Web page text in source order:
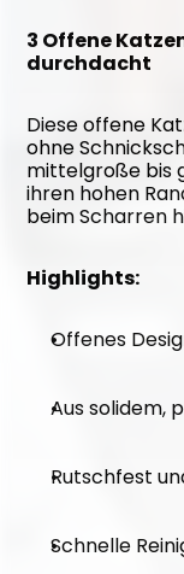
3 Offene
durchdacht
Diese offene
ohne
mittelgroße bis
ihren hohen
beim Scharren
Highlights:
Offenes
Aus solidem,
Rutschfest
Schnelle